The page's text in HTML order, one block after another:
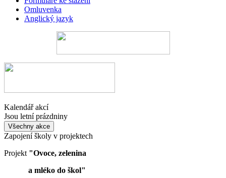
Omluvenka
Anglický jazyk
Kalendář akcí
Jsou letní prázdniny
Všechny akce
Zapojení školy v projektech
Projekt "Ovoce, zelenina
a mléko do škol"